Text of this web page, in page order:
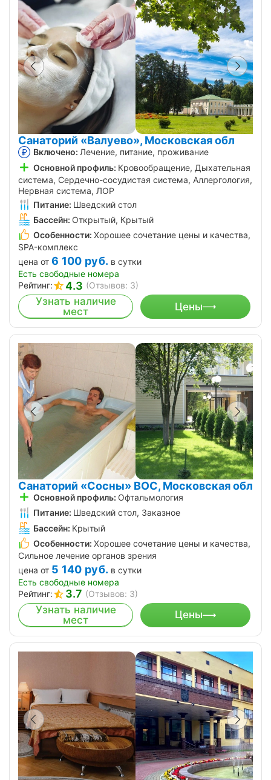
Санаторий «Валуево», Московская обл
Включено: Лечение, питание, проживание
Основной профиль: Кровообращение, Дыхательная
система, Сердечно-сосудистая система, Аллергология,
Нервная система, ЛОР
Питание: Шведский стол
Бассейн: Открытый, Крытый
Особенности: Хорошее сочетание цены и качества,
SPA-комплекс
цена от 6 100 руб. в сутки
Есть свободные номера
Рейтинг:
4.3 (Отзывов: 3)
Узнать наличие
мест
Цены
Санаторий «Сосны» ВОС, Московская обл
Основной профиль: Офтальмология
Питание: Шведский стол, Заказное
Бассейн: Крытый
Особенности: Хорошее сочетание цены и качества,
Сильное лечение органов зрения
цена от 5 140 руб. в сутки
Есть свободные номера
Рейтинг:
3.7 (Отзывов: 3)
Узнать наличие
мест
Цены